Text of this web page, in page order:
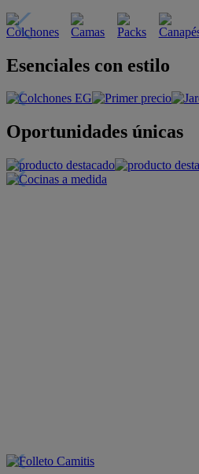
Esenciales con estilo
Oportunidades únicas